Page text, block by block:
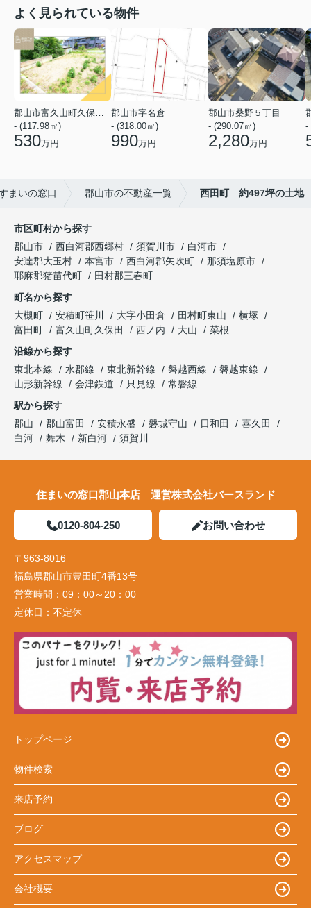
よく見られている物件
- (117.98㎡)
530万円
郡山市字名倉
- (318.00㎡)
990万円
郡山市桑野５丁目
- (290.07㎡)
2,280万円
-
まいの窓口 郡山市の不動産一覧 西田町 約497坪の土地
市区町村から探す
郡山市
西白河郡西郷村 須賀川市
白河市
安達郡大玉村
本宮市 西白河郡矢吹町
那須塩原市
耶麻郡猪苗代町
田村郡三春町
町名から探す
大槻町
安積町笹川 大字小田倉 田村町東山
横塚
富田町
富久山町久保田 西ノ内 大山
菜根
沿線から探す
東北本線
水郡線 東北新幹線 磐越西線
磐越東線
山形新幹線
会津鉄道 只見線
常磐線
駅から探す
郡山
郡山富田 安積永盛 磐城守山 日和田
喜久田
白河
舞木 新白河 須賀川
住まいの窓口郡山本店 運営株式会社バースランド
0120-804-250 お問い合わせ
〒963-8016
福島県郡山市豊田町4番13号
営業時間： 09：00～20：00
定休日： 不定休
トップページ
物件検索
来店予約
ブログ
アクセスマップ
会社概要